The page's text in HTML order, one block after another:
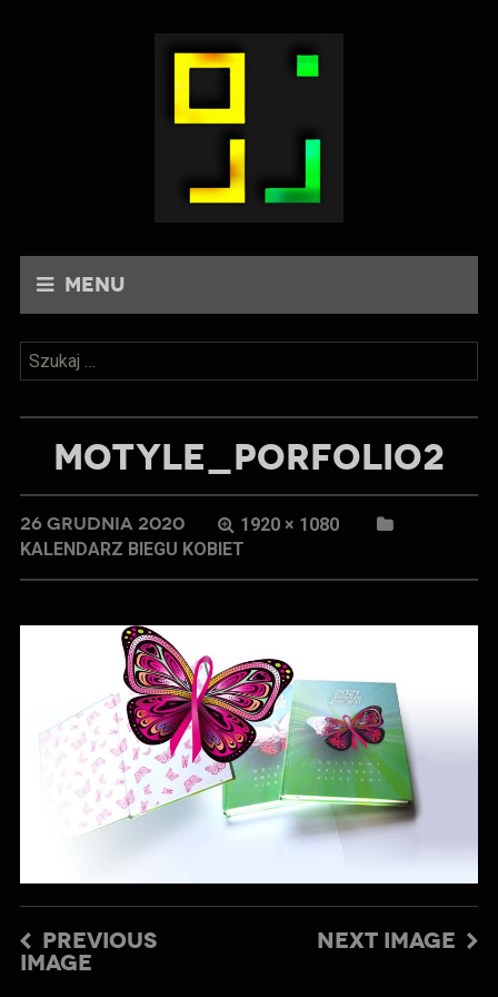
Menu
Szukaj:
MOTYLE_PORFOLIO2
26 GRUDNIA 2020
1920 × 1080
KALENDARZ BIEGU KOBIET
PREVIOUS
IMAGE
NEXT IMAGE